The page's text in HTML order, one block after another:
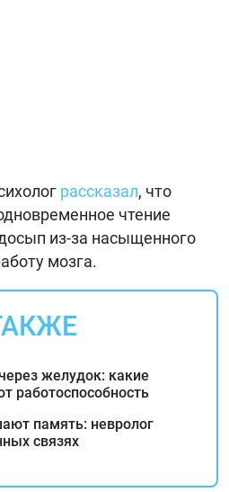
рассказал, что
чтение
из-за насыщенного
мозга.
желудок: какие
работоспособность
память: невролог
связях